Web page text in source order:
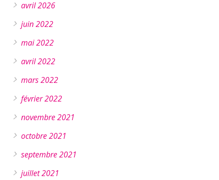
avril 2026
juin 2022
mai 2022
avril 2022
mars 2022
février 2022
novembre 2021
octobre 2021
septembre 2021
juillet 2021